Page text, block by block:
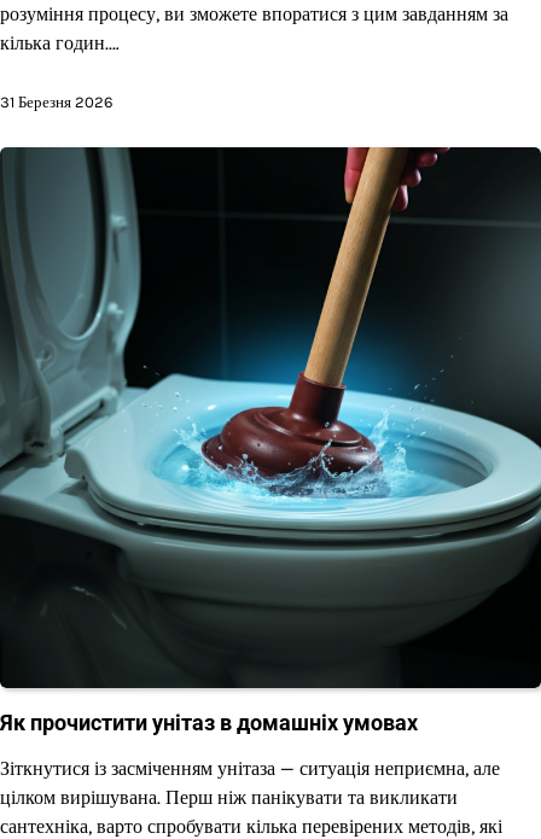
розуміння процесу, ви зможете впоратися з цим завданням за
кілька годин.…
31 Березня 2026
Як прочистити унітаз в домашніх умовах
Зіткнутися із засміченням унітаза — ситуація неприємна, але
цілком вирішувана. Перш ніж панікувати та викликати
сантехніка, варто спробувати кілька перевірених методів, які